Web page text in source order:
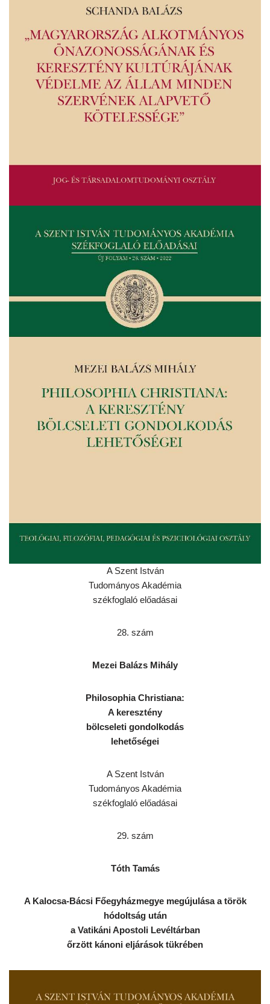
A Szent István
Tudományos Akadémia
székfoglaló előadásai
28. szám
Mezei Balázs Mihály
Philosophia Christiana:
A keresztény
bölcseleti gondolkodás
lehetőségei
A Szent István
Tudományos Akadémia
székfoglaló előadásai
29. szám
Tóth Tamás
A Kalocsa-Bácsi Főegyházmegye megújulása a török
hódoltság után
a Vatikáni Apostoli Levéltárban
őrzött kánoni eljárások tükrében